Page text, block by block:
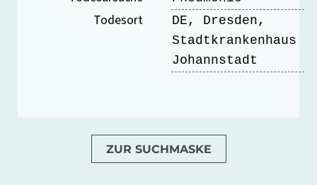
Todesort
DE, Dresden,
Stadtkrankenhaus
Johannstadt
ZUR SUCHMASKE